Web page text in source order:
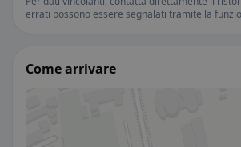
errati possono essere segnalati tramite la
Come arrivare